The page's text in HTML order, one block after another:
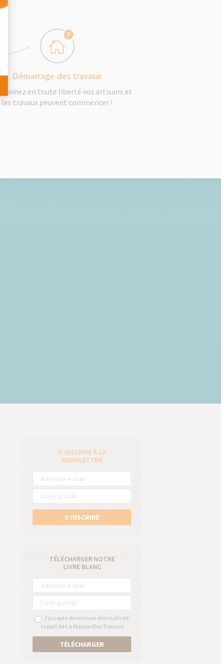
3
Démarrage des travaux
en toute liberté vos artisans et
les travaux peuvent commencer !
S’INSCRIRE À LA
NEWSLETTER
S’INSCRIRE
TÉLÉCHARGER NOTRE
LIVRE BLANC
J’accepte de recevoir des mails de
la part de La Maison Des Travaux
TÉLÉCHARGER
vos Options